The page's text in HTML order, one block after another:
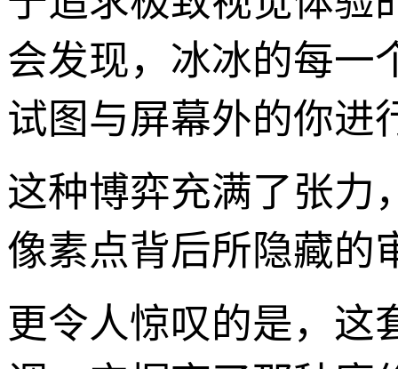
会发现，冰冰的每一
试图与屏幕外的你进
这种博弈充满了张力
像素点背后所隐藏的
更令人惊叹的是，这